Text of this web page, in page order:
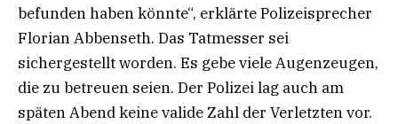
befunden haben könnte“, erklärte Polizeisprecher
Florian Abbenseth. Das Tatmesser sei
sichergestellt worden. Es gebe viele Augenzeugen,
die zu betreuen seien. Der Polizei lag auch am
späten Abend keine valide Zahl der Verletzten vor.